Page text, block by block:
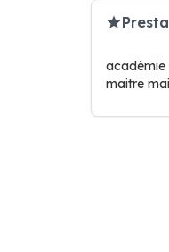
académie
maitre